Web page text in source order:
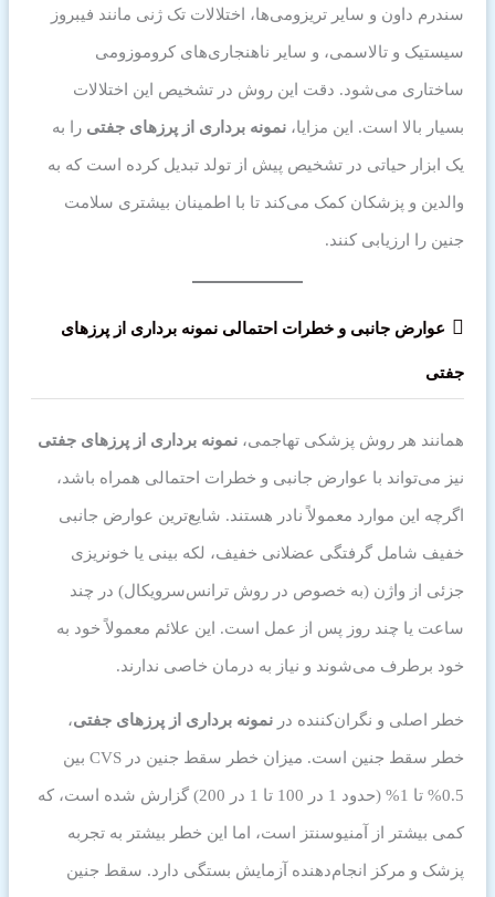
سندرم داون و سایر تریزومی‌ها، اختلالات تک ژنی مانند فیبروز
سیستیک و تالاسمی، و سایر ناهنجاری‌های کروموزومی
ساختاری می‌شود. دقت این روش در تشخیص این اختلالات
بسیار بالا است. این مزایا،نمونه برداری از پرزهای جفتی را به
یک ابزار حیاتی در تشخیص پیش از تولد تبدیل کرده است که به
والدین و پزشکان کمک می‌کند تا با اطمینان بیشتری سلامت
جنین را ارزیابی کنند.
عوارض جانبی و خطرات احتمالی نمونه برداری از پرزهای
جفتی
همانند هر روش پزشکی تهاجمی،نمونه برداری از پرزهای جفتی
نیز می‌تواند با عوارض جانبی و خطرات احتمالی همراه باشد،
اگرچه این موارد معمولاً نادر هستند. شایع‌ترین عوارض جانبی
خفیف شامل گرفتگی عضلانی خفیف، لکه بینی یا خونریزی
جزئی از واژن (به خصوص در روش ترانس‌سرویکال) در چند
ساعت یا چند روز پس از عمل است. این علائم معمولاً خود به
خود برطرف می‌شوند و نیاز به درمان خاصی ندارند.
خطر اصلی و نگران‌کننده درنمونه برداری از پرزهای جفتی،
خطر سقط جنین است. میزان خطر سقط جنین در CVS بین
0.5% تا 1% (حدود 1 در 100 تا 1 در 200) گزارش شده است، که
کمی بیشتر از آمنیوسنتز است، اما این خطر بیشتر به تجربه
پزشک و مرکز انجام‌دهنده آزمایش بستگی دارد. سقط جنین